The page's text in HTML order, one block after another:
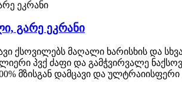
გარე ეკრანი
ქსოვილებს მაღალი ხარისხის და
პვქ ძაფი და გამჭვირვალე
მზისგან დამცავი და ულტრაიისფერი